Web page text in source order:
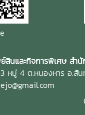
สินและกิจการพิเศษ สำ
หมู่ 4 ต.หนองหาร อ.สัน
รการ